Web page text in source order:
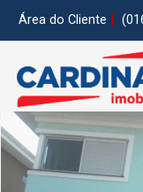
Área do Cliente